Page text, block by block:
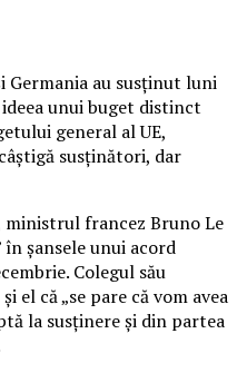
au susţinut luni
unui buget distinct
general al UE,
susţinători, dar
ministrul francez Bruno Le
şansele unui acord
Colegul său
el că „se pare că vom avea
la susţinere şi din partea